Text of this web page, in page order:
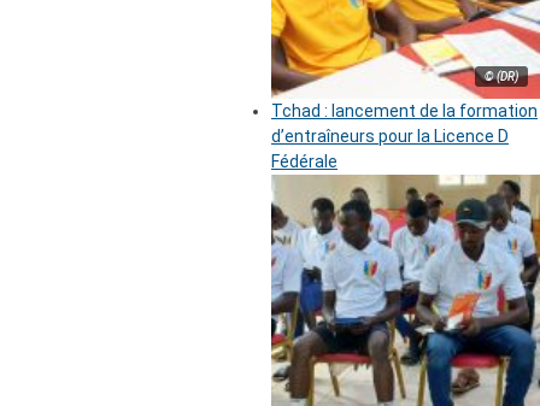
© (DR)
Tchad : lancement de la formation
d’entraîneurs pour la Licence D
Fédérale